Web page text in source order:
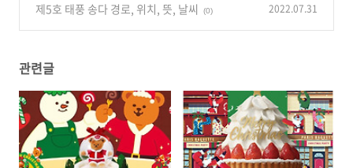
제5호 태풍 송다 경로, 위치, 뜻, 날씨 (0) 2022.07.31
관련글